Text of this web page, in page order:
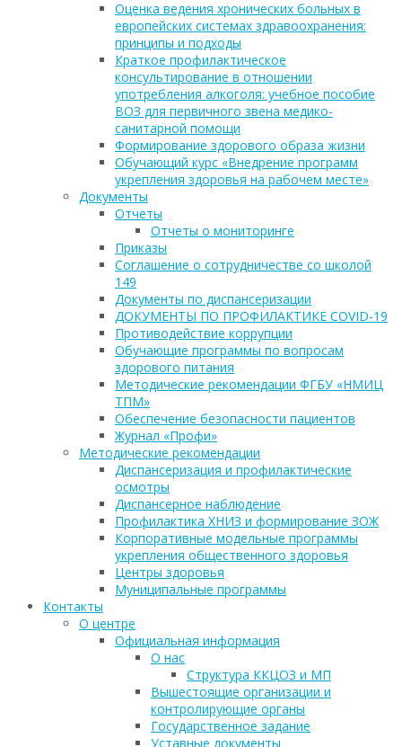
Оценка ведения хронических больных в
европейских системах здравоохранения:
принципы и подходы
Краткое профилактическое
консультирование в отношении
употребления алкоголя: учебное пособие
ВОЗ для первичного звена медико-
санитарной помощи
Формирование здорового образа жизни
Обучающий курс «Внедрение программ
укрепления здоровья на рабочем месте»
Документы
Отчеты
Отчеты о мониторинге
Приказы
Соглашение о сотрудничестве со школой
149
Документы по диспансеризации
ДОКУМЕНТЫ ПО ПРОФИЛАКТИКЕ COVID-19
Противодействие коррупции
Обучающие программы по вопросам
здорового питания
Методические рекомендации ФГБУ «НМИЦ
ТПМ»
Обеспечение безопасности пациентов
Журнал «Профи»
Методические рекомендации
Диспансеризация и профилактические
осмотры
Диспансерное наблюдение
Профилактика ХНИЗ и формирование ЗОЖ
Корпоративные модельные программы
укрепления общественного здоровья
Центры здоровья
Муниципальные программы
Контакты
О центре
Официальная информация
О нас
Структура ККЦОЗ и МП
Вышестоящие организации и
контролирующие органы
Государственное задание
Уставные документы